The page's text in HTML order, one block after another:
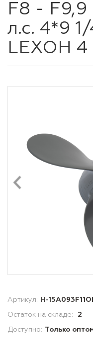
F8 - F9,9
л.с. 4*9
LEXOH 4
Артикул: H-
Остаток на складе: 2
Доступно: Только